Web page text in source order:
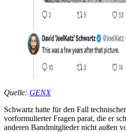
Quelle: GENX
Schwartz hatte für den Fall
vorformulierter Fragen parat, die er
anderen Bandmitglieder nicht außen